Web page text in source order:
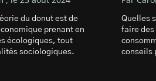
du donut est de
prenant en
écologiques, tout
sociologiques.
Quelles
faire des
conseils